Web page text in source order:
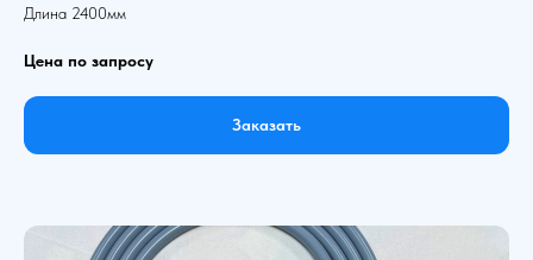
Длина 2400мм
Цена по запросу
Заказать